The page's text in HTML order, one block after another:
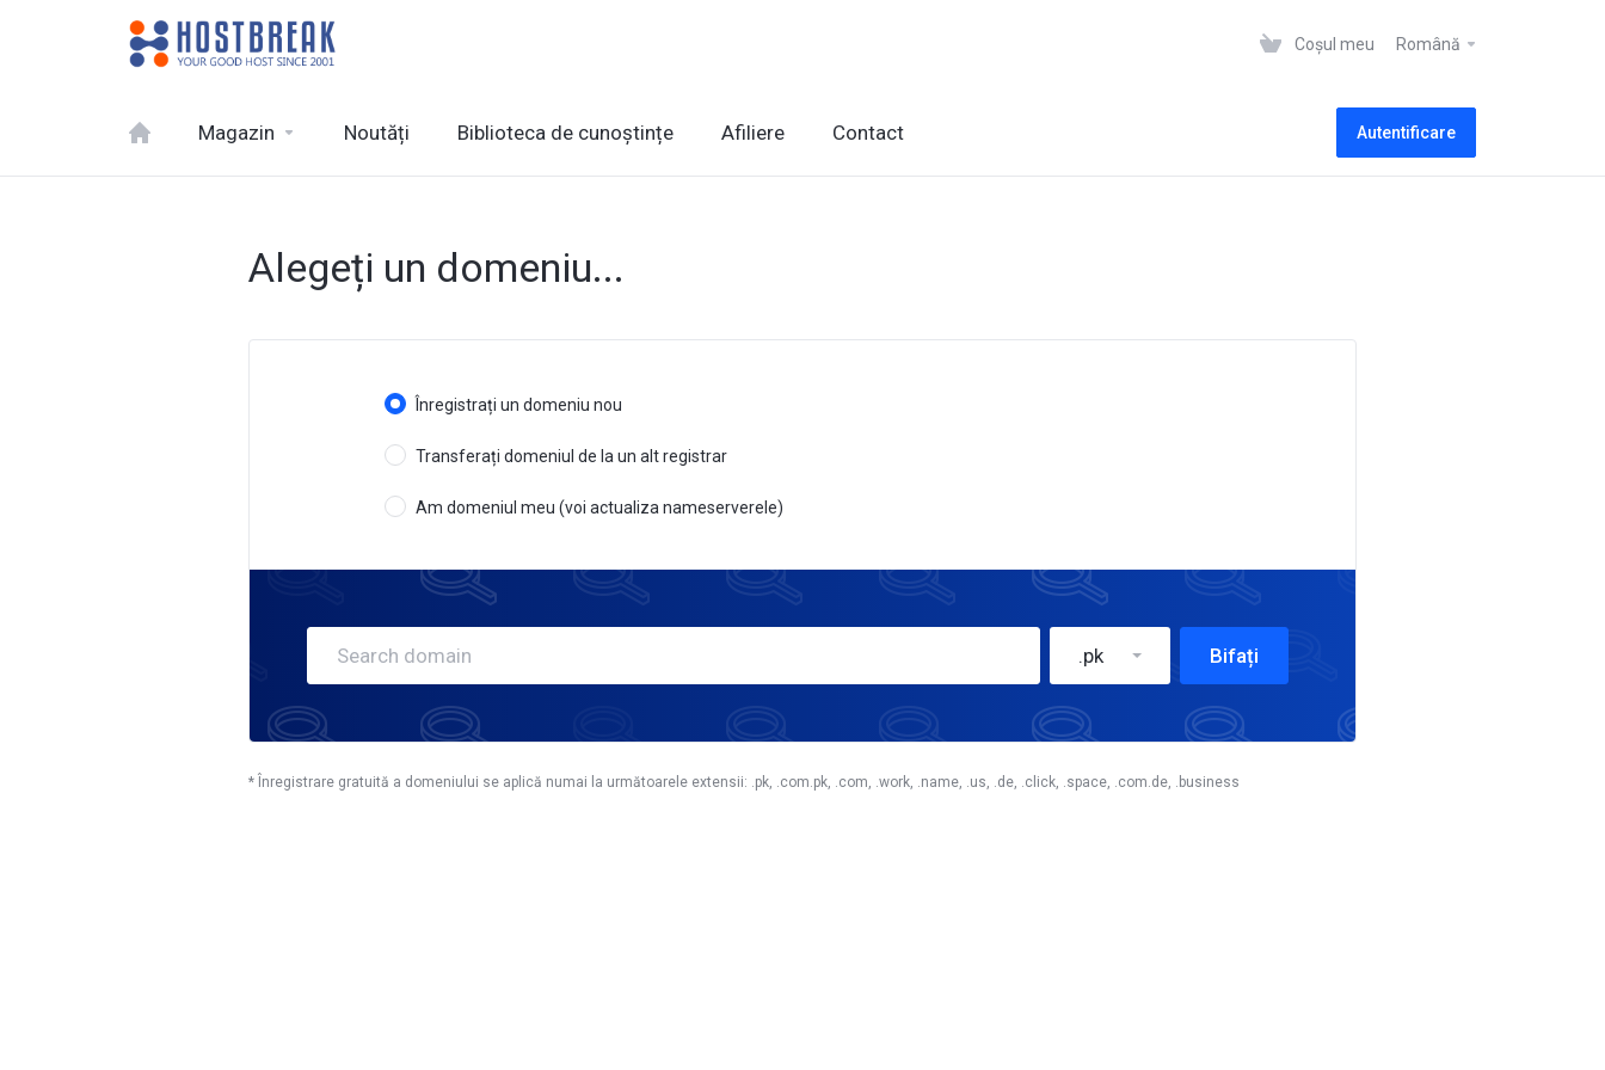
Coșul meu Română
Magazin Noutăți Biblioteca de cunoștințe Afiliere Contact Autentificare
Alegeți un domeniu...
Înregistrați un domeniu nou
Transferați domeniul de la un alt registrar
Am domeniul meu (voi actualiza nameserverele)
.pk Bifați
* Înregistrare gratuită a domeniului se aplică numai la următoarele extensii: .pk, .com.pk, .com, .work, .name, .us, .de, .click, .space, .com.de, .business